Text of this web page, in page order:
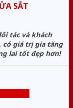
SẮT
tác và khách
có giá trị gia tăng
lai tốt đẹp hơn!
phí: